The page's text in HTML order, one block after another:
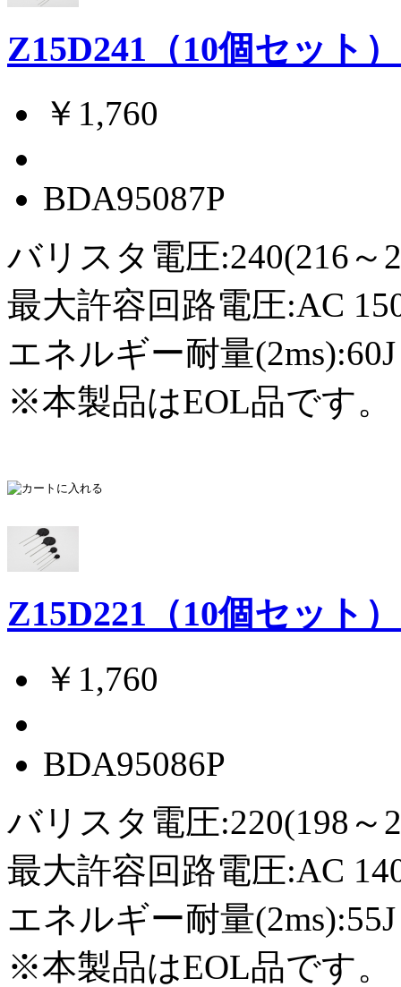
Z15D241（10個セット
￥1,760
BDA95087P
バリスタ電圧:240(216～
最大許容回路電圧:AC
エネルギー耐量(2ms):60J
※本製品はEOL品です。
Z15D221（10個セット
￥1,760
BDA95086P
バリスタ電圧:220(198～
最大許容回路電圧:AC
エネルギー耐量(2ms):55J
※本製品はEOL品です。